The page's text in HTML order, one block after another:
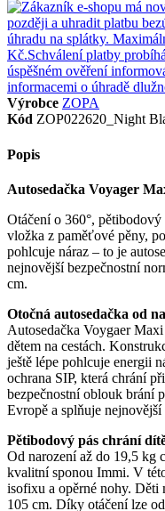
Výrobce ZOPA
Kód ZOP022620_Night
Popis
Autosedačka Voyager
Otáčení o 360°,
vložka z paměťové pěny,
pohlcuje náraz – to je
nejnovější bezpečnostní
cm.
Otočná autosedačka od
Autosedačka Voygaer
dětem na cestách.
ještě lépe pohlcuje energii
ochrana SIP, která chrání
bezpečnostní oblouk brání
Evropě a splňuje
Pětibodový pás chrání
Od narození až do 19,5 kg
kvalitní sponou Immi. V
isofixu a opěrné nohy. Děti
105 cm. Díky otáčení lze